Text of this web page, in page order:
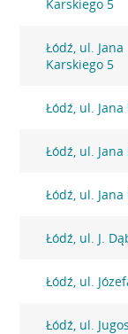
Karskiego 5
Łódź, ul. Jana
Karskiego 5
Łódź, ul.
Łódź, ul. Jana
Łódź, ul. Jana
Łódź, ul. J.
Łódź, ul.
Łódź, ul.